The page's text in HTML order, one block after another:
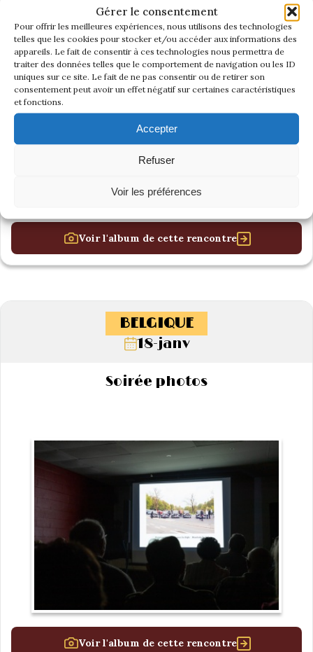
Gérer le consentement
Pour offrir les meilleures expériences, nous utilisons des technologies
telles que les cookies pour stocker et/ou accéder aux informations des
appareils. Le fait de consentir à ces technologies nous permettra de
traiter des données telles que le comportement de navigation ou les ID
uniques sur ce site. Le fait de ne pas consentir ou de retirer son
consentement peut avoir un effet négatif sur certaines caractéristiques
et fonctions.
Accepter
Refuser
Voir les préférences
Voir l'album de cette rencontre
BELGIQUE
18-janv
Soirée photos
Voir l'album de cette rencontre